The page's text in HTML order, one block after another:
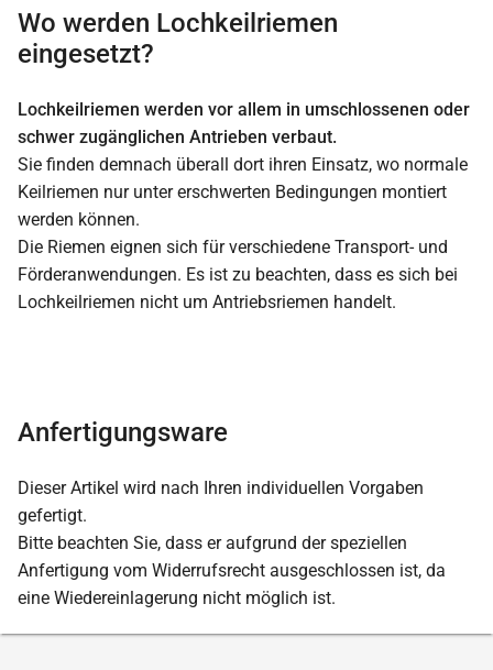
Wo werden Lochkeilriemen
eingesetzt?
Lochkeilriemen werden vor allem in umschlossenen oder
schwer zugänglichen Antrieben verbaut.
Sie finden demnach überall dort ihren Einsatz, wo normale
Keilriemen nur unter erschwerten Bedingungen montiert
werden können.
Die Riemen eignen sich für verschiedene Transport- und
Förderanwendungen. Es ist zu beachten, dass es sich bei
Lochkeilriemen nicht um Antriebsriemen handelt.
Anfertigungsware
Dieser Artikel wird nach Ihren individuellen Vorgaben
gefertigt.
Bitte beachten Sie, dass er aufgrund der speziellen
Anfertigung vom Widerrufsrecht ausgeschlossen ist, da
eine Wiedereinlagerung nicht möglich ist.